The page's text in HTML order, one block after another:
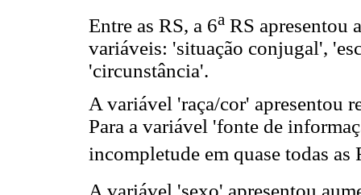
Entre as RS, a 6a RS apresentou
variáveis: 'situação conjugal',
'circunstância'.
A variável 'raça/cor' apresentou
Para a variável 'fonte de
incompletude em quase todas as
A variável 'sexo' apresentou